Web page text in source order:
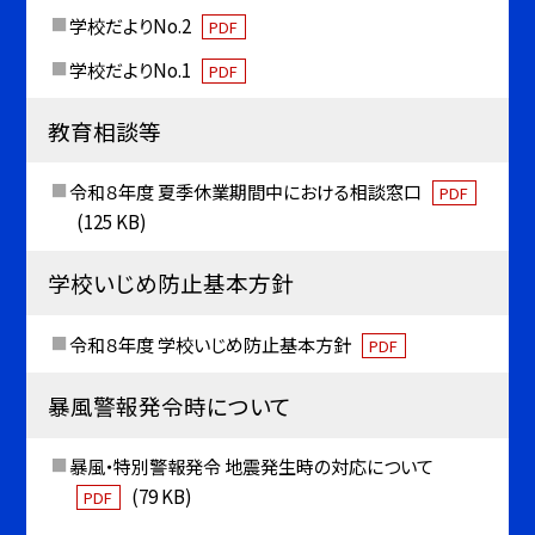
学校だよりNo.2 PDF
学校だよりNo.1 PDF
教育相談等
令和８年度 夏季休業期間中における相談窓口 PDF
(125 KB)
学校いじめ防止基本方針
令和８年度 学校いじめ防止基本方針 PDF
暴風警報発令時について
暴風・特別警報発令 地震発生時の対応について
PDF (79 KB)